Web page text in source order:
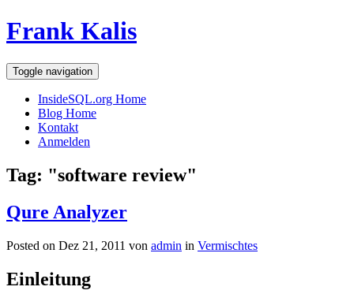
Frank Kalis
Toggle navigation
InsideSQL.org Home
Blog Home
Kontakt
Anmelden
Tag: "software review"
Qure Analyzer
Posted on Dez 21, 2011 von admin in Vermischtes
Einleitung